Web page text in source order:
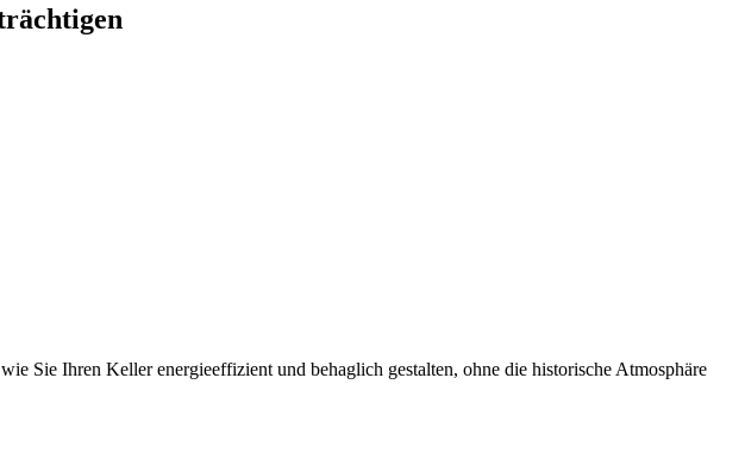
Sie Ihren Keller energieeffizient und behaglich gestalten, ohne die historische Atmosphäre